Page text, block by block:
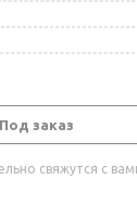
Под заказ
свяжутся с